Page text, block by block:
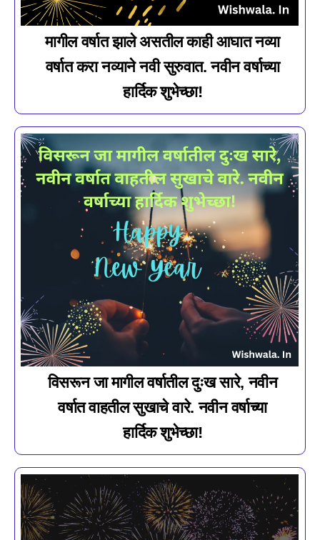
मागील वर्षात झाले असतील काही आघात नव्या
वर्षात करा नव्याने नवी सुरुवात. नवीन वर्षाच्या
हार्दिक शुभेच्छा!
विसरून जा मागील वर्षातील दुःख सारे, नवीन
वर्षात वाहतील सुखाचे वारे. नवीन वर्षाच्या
हार्दिक शुभेच्छा!